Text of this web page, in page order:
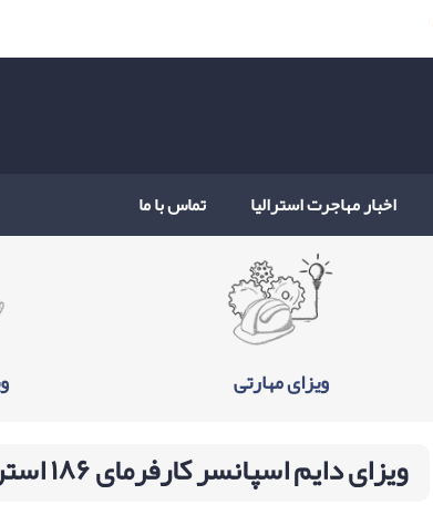
اخبار مهاجرت استرالیا تماس با ما
ویزای مهارتی
ویزای دایم اسپانسر کارفرمای ۱۸۶ استرالیا